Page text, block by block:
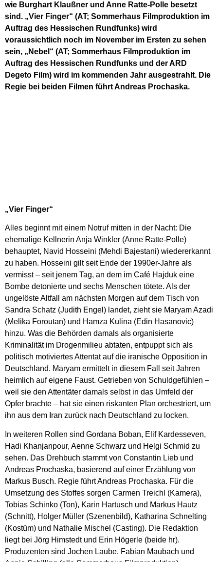
wie Burghart Klaußner und Anne Ratte-Polle besetzt
sind. „Vier Finger“ (AT; Sommerhaus Filmproduktion im
Auftrag des Hessischen Rundfunks) wird
voraussichtlich noch im November im Ersten zu sehen
sein, „Nebel“ (AT; Sommerhaus Filmproduktion im
Auftrag des Hessischen Rundfunks und der ARD
Degeto Film) wird im kommenden Jahr ausgestrahlt. Die
Regie bei beiden Filmen führt Andreas Prochaska.
„Vier Finger“
Alles beginnt mit einem Notruf mitten in der Nacht: Die
ehemalige Kellnerin Anja Winkler (Anne Ratte-Polle)
behauptet, Navid Hosseini (Mehdi Bajestani) wiedererkannt
zu haben. Hosseini gilt seit Ende der 1990er-Jahre als
vermisst – seit jenem Tag, an dem im Café Hajduk eine
Bombe detonierte und sechs Menschen tötete. Als der
ungelöste Altfall am nächsten Morgen auf dem Tisch von
Sandra Schatz (Judith Engel) landet, zieht sie Maryam Azadi
(Melika Foroutan) und Hamza Kulina (Edin Hasanovic)
hinzu. Was die Behörden damals als organisierte
Kriminalität im Drogenmilieu abtaten, entpuppt sich als
politisch motiviertes Attentat auf die iranische Opposition in
Deutschland. Maryam ermittelt in diesem Fall seit Jahren
heimlich auf eigene Faust. Getrieben von Schuldgefühlen –
weil sie den Attentäter damals selbst in das Umfeld der
Opfer brachte – hat sie einen riskanten Plan orchestriert, um
ihn aus dem Iran zurück nach Deutschland zu locken.
In weiteren Rollen sind Gordana Boban, Elif Kardesseven,
Hadi Khanjanpour, Aenne Schwarz und Helgi Schmid zu
sehen. Das Drehbuch stammt von Constantin Lieb und
Andreas Prochaska, basierend auf einer Erzählung von
Markus Busch. Regie führt Andreas Prochaska. Für die
Umsetzung des Stoffes sorgen Carmen Treichl (Kamera),
Tobias Schinko (Ton), Karin Hartusch und Markus Hautz
(Schnitt), Holger Müller (Szenenbild), Katharina Schnelting
(Kostüm) und Nathalie Mischel (Casting). Die Redaktion
liegt bei Jörg Himstedt und Erin Högerle (beide hr).
Produzenten sind Jochen Laube, Fabian Maubach und